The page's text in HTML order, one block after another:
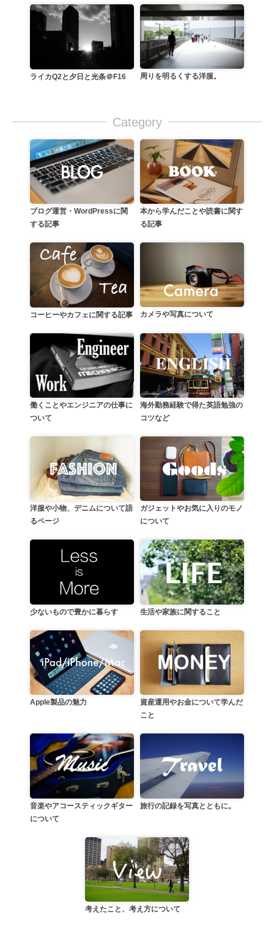
ライカQ2と夕日と光条＠F16 周りを明るくする洋服。
Category
ブログ運営・WordPressに関
する記事
本から学んだことや読書に関す
る記事
コーヒーやカフェに関する記事 カメラや写真について
働くことやエンジニアの仕事に
ついて
海外勤務経験で得た英語勉強の
コツなど
洋服や小物、デニムについて語
るページ
ガジェットやお気に入りのモノ
について
少ないもので豊かに暮らす 生活や家族に関すること
Apple製品の魅力
資産運用やお金について学んだ
こと
音楽やアコースティックギター
について
旅行の記録を写真とともに。
考えたこと、考え方について